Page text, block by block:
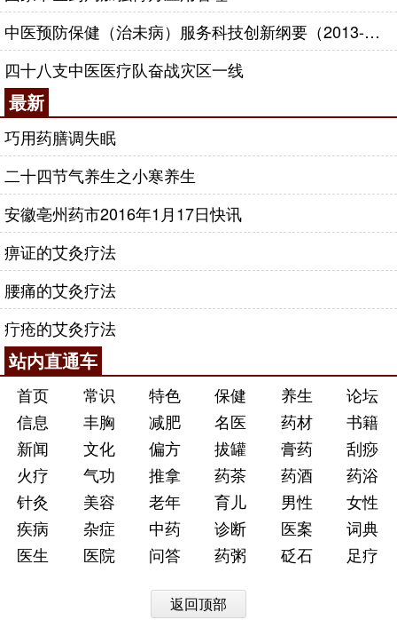
中医预防保健（治未病）服务科技创新纲要（2013-2020年）
四十八支中医医疗队奋战灾区一线
最新
巧用药膳调失眠
二十四节气养生之小寒养生
安徽亳州药市2016年1月17日快讯
痹证的艾灸疗法
腰痛的艾灸疗法
疔疮的艾灸疗法
站内直通车
首页 常识 特色 保健 养生
论坛
信息
丰胸 减肥 名医 药材
书籍
新闻
文化 偏方 拔罐 膏药
刮痧
火疗
气功 推拿 药茶 药酒
药浴
针灸
美容 老年 育儿 男性
女性
疾病
杂症 中药 诊断 医案
词典
医生
医院 问答 药粥 砭石 足疗
返回顶部